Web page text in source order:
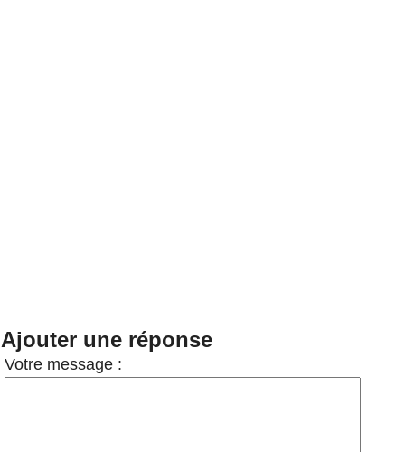
Ajouter une réponse
Votre message :